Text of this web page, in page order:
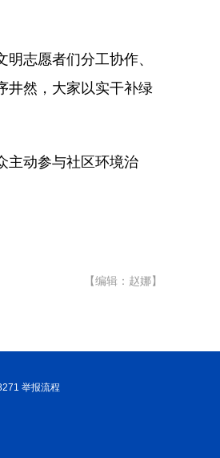
志愿者们分工协作、
井然，大家以实干补绿
主动参与社区环境治
【编辑：赵娜】
举报流程